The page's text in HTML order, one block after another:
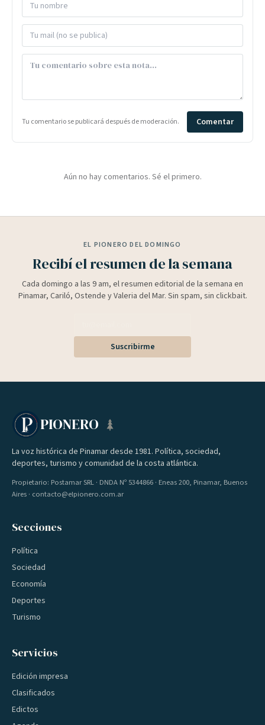
Tu comentario se publicará después de moderación. Comentar
Aún no hay comentarios. Sé el primero.
EL PIONERO DEL DOMINGO
Recibí el resumen de la semana
Cada domingo a las 9 am, el resumen editorial de la semana en
Pinamar, Cariló, Ostende y Valeria del Mar. Sin spam, sin clickbait.
Suscribirme
PIONERO
La voz histórica de Pinamar desde 1981. Política, sociedad,
deportes, turismo y comunidad de la costa atlántica.
Propietario: Postamar SRL · DNDA Nº 5344866 · Eneas 200, Pinamar, Buenos
Aires · contacto@elpionero.com.ar
Secciones
Política
Sociedad
Economía
Deportes
Turismo
Servicios
Edición impresa
Clasificados
Edictos